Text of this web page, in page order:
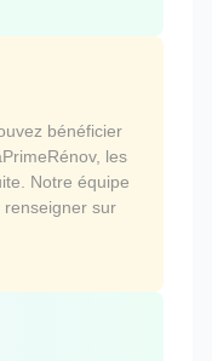
bénéficier
les
Notre équipe
sur